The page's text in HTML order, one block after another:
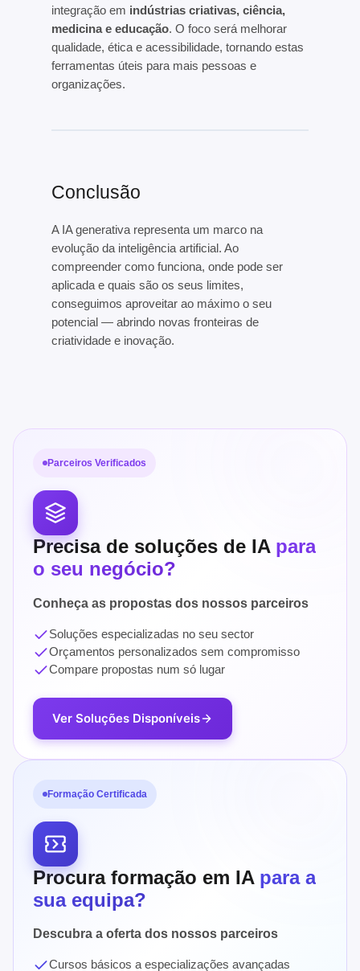
integração em indústrias criativas, ciência,
medicina e educação. O foco será melhorar
qualidade, ética e acessibilidade, tornando estas
ferramentas úteis para mais pessoas e
organizações.
Conclusão
A IA generativa representa um marco na
evolução da inteligência artificial. Ao
compreender como funciona, onde pode ser
aplicada e quais são os seus limites,
conseguimos aproveitar ao máximo o seu
potencial — abrindo novas fronteiras de
criatividade e inovação.
Parceiros Verificados
Precisa de soluções de IA para
o seu negócio?
Conheça as propostas dos nossos parceiros
Soluções especializadas no seu sector
Orçamentos personalizados sem compromisso
Compare propostas num só lugar
Ver Soluções Disponíveis
Formação Certificada
Procura formação em IA para a
sua equipa?
Descubra a oferta dos nossos parceiros
Cursos básicos a especializações avançadas